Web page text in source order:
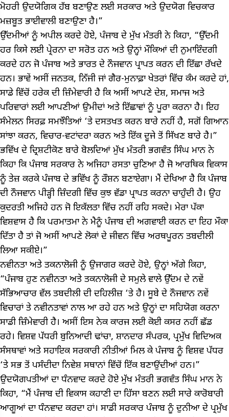
ਮੋਹਰੀ ਉਦਯੋਗਿਕ ਹੱਬ ਬਣਾਉਣ ਲਈ ਸਰਕਾਰ ਅਤੇ ਉਦਯੋਗ ਵਿਚਕਾਰ
ਮਜ਼ਬੂਤ ਭਾਈਵਾਲੀ ਬਣਾਉਣਾ ਹੈ।”
ਉੱਦਮੀਆਂ ਨੂੰ ਅਪੀਲ ਕਰਦੇ ਹੋਏ, ਪੰਜਾਬ ਦੇ ਮੁੱਖ ਮੰਤਰੀ ਨੇ ਕਿਹਾ, “ਉੱਦਮੀ
ਹਰ ਕਿਸੇ ਲਈ ਪ੍ਰੇਰਨਾ ਦਾ ਸਰੋਤ ਹਨ ਅਤੇ ਉਨ੍ਹਾਂ ਮੌਕਿਆਂ ਦੀ ਨੁਮਾਇੰਦਗੀ
ਕਰਦੇ ਹਨ ਜੋ ਪੰਜਾਬ ਅਤੇ ਭਾਰਤ ਦੇ ਨੌਜਵਾਨ ਪ੍ਰਾਪਤ ਕਰਨ ਦੀ ਇੱਛਾ ਰੱਖਦੇ
ਹਨ। ਭਾਵੇਂ ਅਸੀਂ ਜਨਤਕ, ਨਿੱਜੀ ਜਾਂ ਗੈਰ-ਮੁਨਾਫ਼ਾ ਖੇਤਰਾਂ ਵਿੱਚ ਕੰਮ ਕਰਦੇ ਹਾਂ,
ਸਾਡੇ ਵਿੱਚੋਂ ਹਰੇਕ ਦੀ ਜ਼ਿੰਮੇਵਾਰੀ ਹੈ ਕਿ ਅਸੀਂ ਆਪਣੇ ਦੇਸ਼, ਸਮਾਜ ਅਤੇ
ਪਰਿਵਾਰਾਂ ਲਈ ਆਪਣੀਆਂ ਉਮੀਦਾਂ ਅਤੇ ਇੱਛਾਵਾਂ ਨੂੰ ਪੂਰਾ ਕਰਨਾ ਹੈ। ਇਹ
ਸੰਮੇਲਨ ਸਿਰਫ਼ ਸਮਝੌਤਿਆਂ ‘ਤੇ ਦਸਤਖਤ ਕਰਨ ਬਾਰੇ ਨਹੀਂ ਹੈ, ਸਗੋਂ ਗਿਆਨ
ਸਾਂਝਾ ਕਰਨ, ਵਿਚਾਰ-ਵਟਾਂਦਰਾ ਕਰਨ ਅਤੇ ਇੱਕ ਦੂਜੇ ਤੋਂ ਸਿੱਖਣ ਬਾਰੇ ਹੈ।”
ਭਵਿੱਖ ਦੇ ਦ੍ਰਿਸ਼ਟੀਕੋਣ ਬਾਰੇ ਬੋਲਦਿਆਂ ਮੁੱਖ ਮੰਤਰੀ ਭਗਵੰਤ ਸਿੰਘ ਮਾਨ ਨੇ
ਕਿਹਾ ਕਿ ਪੰਜਾਬ ਸਰਕਾਰ ਨੇ ਅਜਿਹਾ ਰਸਤਾ ਚੁਣਿਆ ਹੈ ਜੋ ਆਰਥਿਕ ਵਿਕਾਸ
ਨੂੰ ਤੇਜ਼ ਕਰਕੇ ਪੰਜਾਬ ਦੇ ਭਵਿੱਖ ਨੂੰ ਰੌਸ਼ਨ ਬਣਾਏਗਾ। ਮੈਂ ਦੇਖਿਆ ਹੈ ਕਿ ਪੰਜਾਬ
ਦੀ ਨੌਜਵਾਨ ਪੀੜ੍ਹੀ ਜ਼ਿੰਦਗੀ ਵਿੱਚ ਕੁਝ ਵੱਡਾ ਪ੍ਰਾਪਤ ਕਰਨਾ ਚਾਹੁੰਦੀ ਹੈ। ਉਹ
ਕੁਦਰਤੀ ਅਜਿਹੇ ਹਨ ਜੋ ਇਕੱਲਤਾ ਵਿੱਚ ਨਹੀਂ ਰਹਿ ਸਕਦੇ। ਮੇਰਾ ਪੱਕਾ
ਵਿਸ਼ਵਾਸ ਹੈ ਕਿ ਪਰਮਾਤਮਾ ਨੇ ਮੈਨੂੰ ਪੰਜਾਬ ਦੀ ਅਗਵਾਈ ਕਰਨ ਦਾ ਇਹ ਮੌਕਾ
ਦਿੱਤਾ ਹੈ ਤਾਂ ਜੋ ਅਸੀਂ ਆਪਣੇ ਲੋਕਾਂ ਦੇ ਜੀਵਨ ਵਿੱਚ ਅਰਥਪੂਰਨ ਤਬਦੀਲੀ
ਲਿਆ ਸਕੀਏ।”
ਨਵੀਨਤਾ ਅਤੇ ਤਕਨਾਲੋਜੀ ਨੂੰ ਉਜਾਗਰ ਕਰਦੇ ਹੋਏ, ਉਨ੍ਹਾਂ ਅੱਗੇ ਕਿਹਾ,
“ਪੰਜਾਬ ਹੁਣ ਨਵੀਨਤਾ ਅਤੇ ਤਕਨਾਲੋਜੀ ਦੇ ਸਮੁਲੇ ਵਾਲੇ ਉੱਦਮ ਦੇ ਨਵੇਂ
ਸੱਭਿਆਚਾਰ ਵੱਲ ਤਬਦੀਲੀ ਦੀ ਦਹਿਲੀਜ਼ ‘ਤੇ ਹੈ। ਸੂਬੇ ਦੇ ਨੌਜਵਾਨ ਨਵੇਂ
ਵਿਚਾਰਾਂ ਤੇ ਨਵੀਨਤਾਵਾਂ ਨਾਲ ਆ ਰਹੇ ਹਨ ਅਤੇ ਉਨ੍ਹਾਂ ਦਾ ਸਹਿਯੋਗ ਕਰਨਾ
ਸਾਡੀ ਜ਼ਿੰਮੇਵਾਰੀ ਹੈ। ਅਸੀਂ ਇਸ ਨੇਕ ਕਾਰਜ ਲਈ ਕੋਈ ਕਸਰ ਨਹੀਂ ਛੱਡ
ਰਹੇ। ਵਿਸ਼ਵ ਪੱਧਰੀ ਬੁਨਿਆਦੀ ਢਾਂਚਾ, ਸ਼ਾਨਦਾਰ ਸੰਪਰਕ, ਪ੍ਰਮੁੱਖ ਵਿਦਿਅਕ
ਸੰਸਥਾਵਾਂ ਅਤੇ ਸਹਾਇਕ ਸਰਕਾਰੀ ਨੀਤੀਆਂ ਮਿਲ ਕੇ ਪੰਜਾਬ ਨੂੰ ਵਿਸ਼ਵ ਪੱਧਰ
‘ਤੇ ਸਭ ਤੋਂ ਪਸੰਦੀਦਾ ਨਿਵੇਸ਼ ਸਥਾਨਾਂ ਵਿੱਚੋਂ ਇੱਕ ਬਣਾਉਂਦੀਆਂ ਹਨ।”
ਉਦਯੋਗਪਤੀਆਂ ਦਾ ਧੰਨਵਾਦ ਕਰਦੇ ਹੋਏ ਮੁੱਖ ਮੰਤਰੀ ਭਗਵੰਤ ਸਿੰਘ ਮਾਨ ਨੇ
ਕਿਹਾ, “ਮੈਂ ਪੰਜਾਬ ਦੀ ਵਿਕਾਸ ਕਹਾਣੀ ਦਾ ਹਿੱਸਾ ਬਣਨ ਲਈ ਸਾਰੇ ਕਾਰੋਬਾਰੀ
ਆਗੂਆਂ ਦਾ ਧੰਨਵਾਦ ਕਰਦਾ ਹਾਂ। ਸਾਡੀ ਸਰਕਾਰ ਪੰਜਾਬ ਨੂੰ ਦੁਨੀਆ ਦੇ ਪ੍ਰਮੁੱਖ